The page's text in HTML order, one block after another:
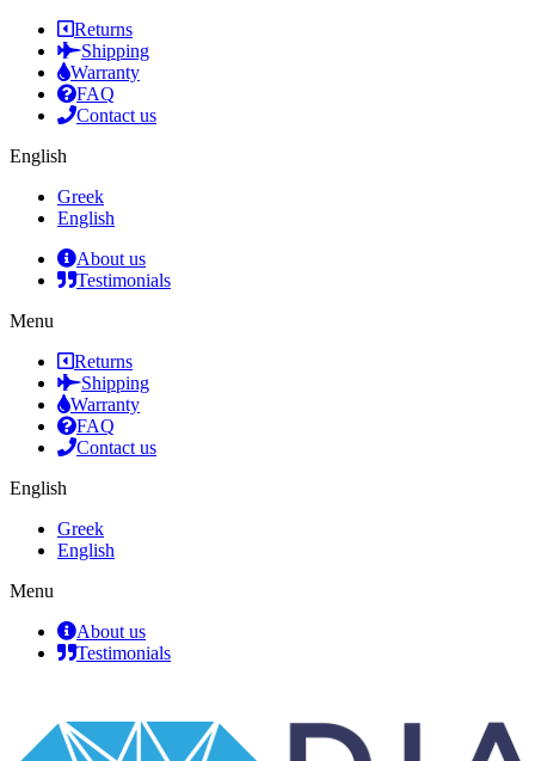
Returns
Shipping
Warranty
FAQ
Contact us
English
Greek
English
About us
Testimonials
Menu
Returns
Shipping
Warranty
FAQ
Contact us
English
Greek
English
Menu
About us
Testimonials